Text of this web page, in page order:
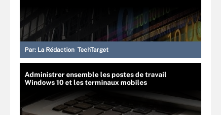
Par: La Rédaction TechTarget
Administrer ensemble les postes de travail
Windows 10 et les terminaux mobiles